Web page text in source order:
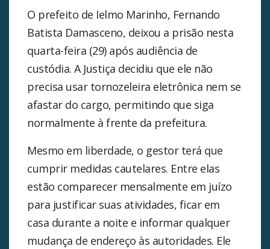
O prefeito de Ielmo Marinho, Fernando
Batista Damasceno, deixou a prisão nesta
quarta-feira (29) após audiência de
custódia. A Justiça decidiu que ele não
precisa usar tornozeleira eletrônica nem se
afastar do cargo, permitindo que siga
normalmente à frente da prefeitura.
Mesmo em liberdade, o gestor terá que
cumprir medidas cautelares. Entre elas
estão comparecer mensalmente em juízo
para justificar suas atividades, ficar em
casa durante a noite e informar qualquer
mudança de endereço às autoridades. Ele